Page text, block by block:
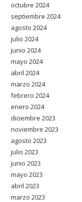
octubre 2024
septiembre 2024
agosto 2024
julio 2024
junio 2024
mayo 2024
abril 2024
marzo 2024
febrero 2024
enero 2024
diciembre 2023
noviembre 2023
agosto 2023
julio 2023
junio 2023
mayo 2023
abril 2023
marzo 2023